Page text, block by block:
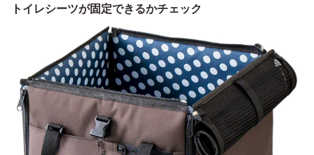
トイレシーツが固定できるかチェック